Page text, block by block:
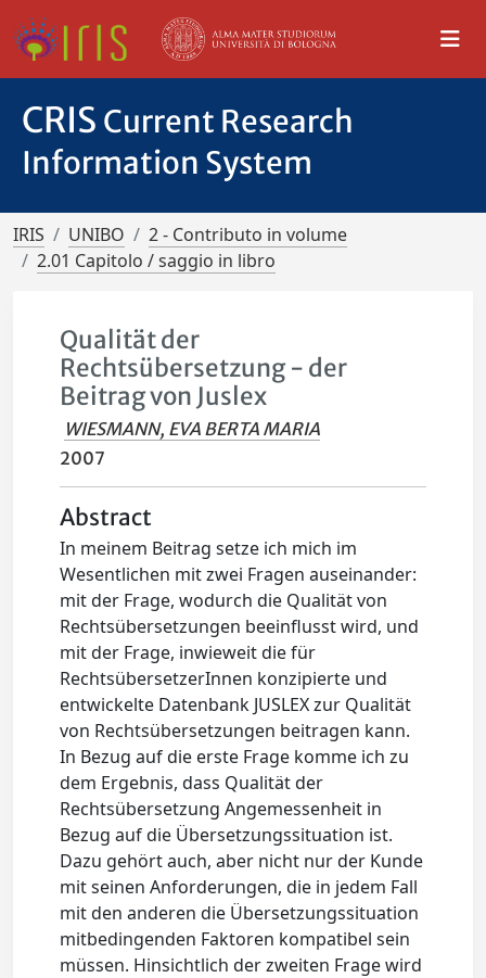
CRIS Current Research
Information System
IRIS UNIBO
2 - Contributo in volume
2.01 Capitolo / saggio in libro
Qualität der
Rechtsübersetzung - der
Beitrag von Juslex
WIESMANN, EVA BERTA MARIA
2007
Abstract
In meinem Beitrag setze ich mich im
Wesentlichen mit zwei Fragen auseinander:
mit der Frage, wodurch die Qualität von
Rechtsübersetzungen beeinflusst wird, und
mit der Frage, inwieweit die für
RechtsübersetzerInnen konzipierte und
entwickelte Datenbank JUSLEX zur Qualität
von Rechtsübersetzungen beitragen kann.
In Bezug auf die erste Frage komme ich zu
dem Ergebnis, dass Qualität der
Rechtsübersetzung Angemessenheit in
Bezug auf die Übersetzungssituation ist.
Dazu gehört auch, aber nicht nur der Kunde
mit seinen Anforderungen, die in jedem Fall
mit den anderen die Übersetzungssituation
mitbedingenden Faktoren kompatibel sein
müssen. Hinsichtlich der zweiten Frage wird